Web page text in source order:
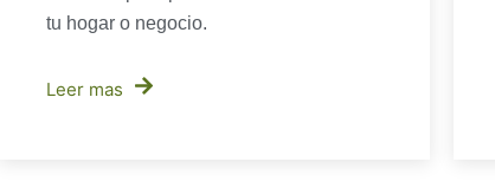
tu hogar o negocio.
Leer mas